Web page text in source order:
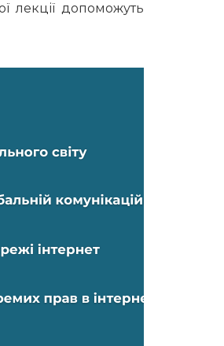
лекції допоможуть